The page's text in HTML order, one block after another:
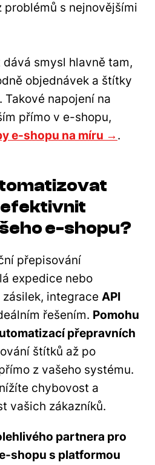
problémů s nejnovějšími
smysl hlavně tam,
objednávek a štítky
Takové napojení na
přímo v e-shopu,
e-shopu na míru → .
e-shopu?
přepisování
expedice nebo
integrace API
řešením. Pomohu
přepravních
štítků až po
z vašeho systému.
chybovost a
vašich zákazníků.
partnera pro
shopu s platformou